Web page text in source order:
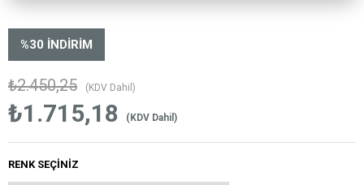
%30 İNDIRIM
₺2.450,25 (KDV Dahil)
₺1.715,18 (KDV Dahil)
RENK SEÇINIZ